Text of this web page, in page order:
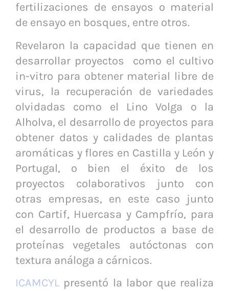
fertilizaciones de ensayos o material
de ensayo en bosques, entre otros.
Revelaron la capacidad que tienen en
desarrollar proyectos como el cultivo
in-vitro para obtener material libre de
virus, la recuperación de variedades
olvidadas como el Lino Volga o la
Alholva, el desarrollo de proyectos para
obtener datos y calidades de plantas
aromáticas y flores en Castilla y León y
Portugal, o bien el éxito de los
proyectos colaborativos junto con
otras empresas, en este caso junto
con Cartif, Huercasa y Campfrío, para
el desarrollo de productos a base de
proteínas vegetales autóctonas con
textura análoga a cárnicos.
ICAMCYL presentó la labor que realiza